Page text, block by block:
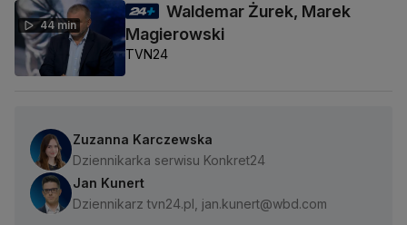
44 min
Waldemar Żurek, Marek
Magierowski
TVN24
Zuzanna Karczewska
Dziennikarka serwisu Konkret24
Jan Kunert
Dziennikarz tvn24.pl, jan.kunert@wbd.com